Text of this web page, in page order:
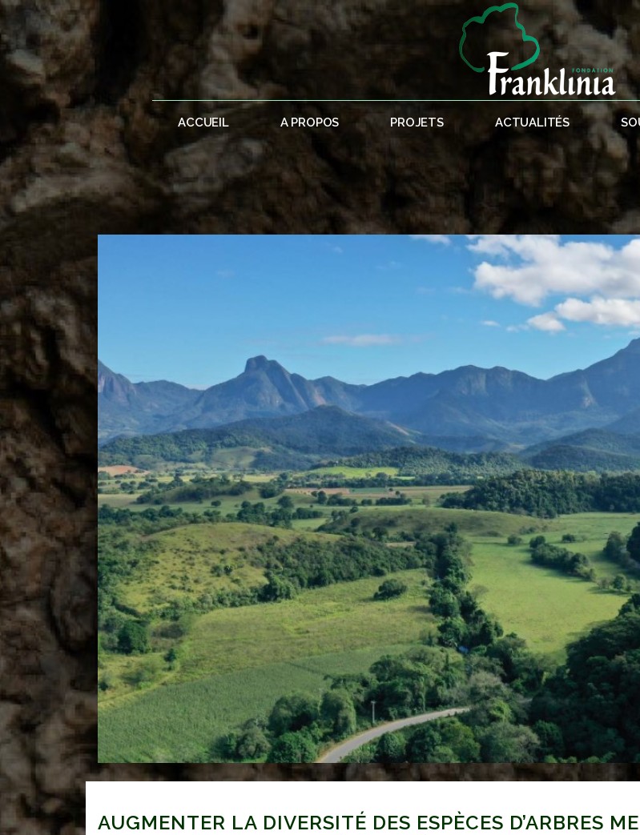
ACCUEIL A PROPOS PROJETS ACTUALITÉS
AUGMENTER LA DIVERSITÉ DES ESPÈCES D’ARBRES